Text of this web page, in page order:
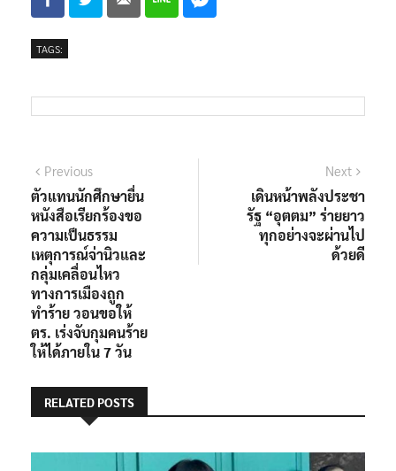
TAGS:
Previous
ตัวแทนนักศึกษายื่น
หนังสือเรียกร้องขอ
ความเป็นธรรม
เหตุการณ์จ่านิวและ
กลุ่มเคลื่อนไหว
ทางการเมืองถูก
ทำร้าย วอนขอให้
ตร. เร่งจับกุมคนร้าย
ให้ได้ภายใน 7 วัน
Next
เดินหน้าพลังประชา
รัฐ “อุตตม” ร่ายยาว
ทุกอย่างจะผ่านไป
ด้วยดี
RELATED POSTS